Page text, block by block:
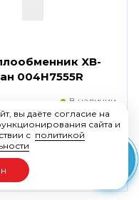
XB-
004H7555R
В наличии
вы даёте согласие на
сайта и
с политикой